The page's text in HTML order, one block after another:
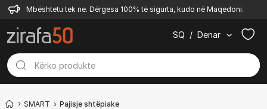
Mbështetu tek ne. Dërgesa 100% të sigurta, kudo në Maqedoni.
SQ / Denar
SMART Pajisje shtëpiake